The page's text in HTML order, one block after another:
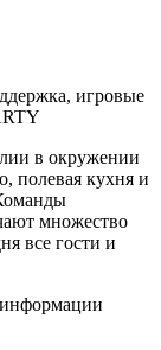
игровые
в окружении
полевая кухня и
множество
все гости и
информации